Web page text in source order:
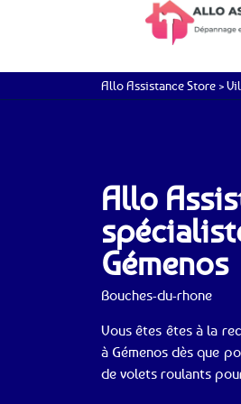
Allo Assistance Store >
Allo
Gémenos
Bouches-du-rhone
Vous êtes êtes à la
à Gémenos dès que
de volets roulants